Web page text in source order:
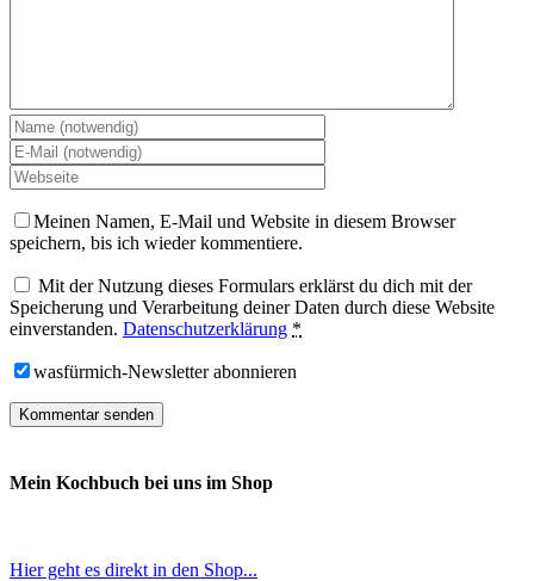
Meinen Namen, E-Mail und Website in diesem Browser
speichern, bis ich wieder kommentiere.
Mit der Nutzung dieses Formulars erklärst du dich mit der
Speicherung und Verarbeitung deiner Daten durch diese Website
einverstanden. Datenschutzerklärung *
wasfürmich-Newsletter abonnieren
Mein Kochbuch bei uns im Shop
Hier geht es direkt in den Shop...